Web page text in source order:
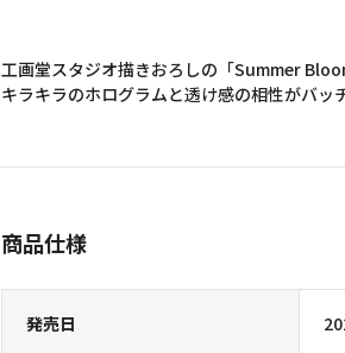
工画堂スタジオ描きおろしの「Summer
キラキラのホログラムと透け感の相性がバッ
商品仕様
発売日